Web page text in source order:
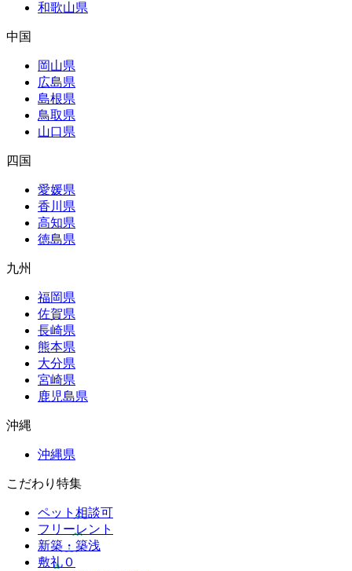
和歌山県
中国
岡山県
広島県
島根県
鳥取県
山口県
四国
愛媛県
香川県
高知県
徳島県
九州
福岡県
佐賀県
長崎県
熊本県
大分県
宮崎県
鹿児島県
沖縄
沖縄県
こだわり特集
ペット相談可
フリーレント
新築・築浅
敷礼０